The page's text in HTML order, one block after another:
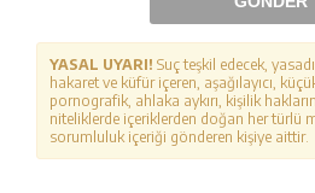
YASAL UYARI! Suç teşkil edecek,
hakaret ve küfür içeren, aşağılayıcı,
pornografik, ahlaka aykırı, kişilik
niteliklerde içeriklerden doğan her türlü
sorumluluk içeriği gönderen kişiye aittir.